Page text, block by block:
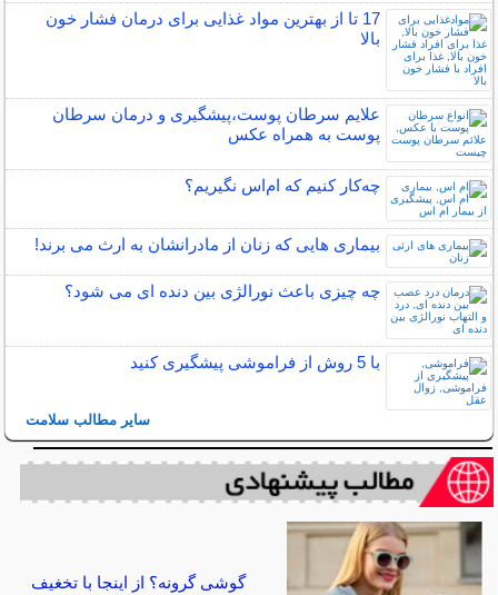
17 تا از بهترین مواد غذایی برای درمان فشار خون
بالا
علایم سرطان پوست،پیشگیری و درمان سرطان
پوست به همراه عکس
چه‌كار كنيم كه ام‌اس نگيريم؟
بیماری هایی که زنان از مادرانشان به ارث می برند!
چه چیزی باعث نورالژی بین دنده ای می شود؟
با 5 روش از فراموشی پیشگیری کنید
سایر مطالب سلامت
گوشی گرونه؟ از اینجا با تخغیف